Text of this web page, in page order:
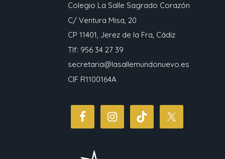
Colegio La Salle Sagrado Corazón
C/ Ventura Misa, 20
CP 11401, Jerez de la Fra, Cádiz
Tlf: 956 34 27 39
secretaria@lasallemundonuevo.es
CIF R1100164A